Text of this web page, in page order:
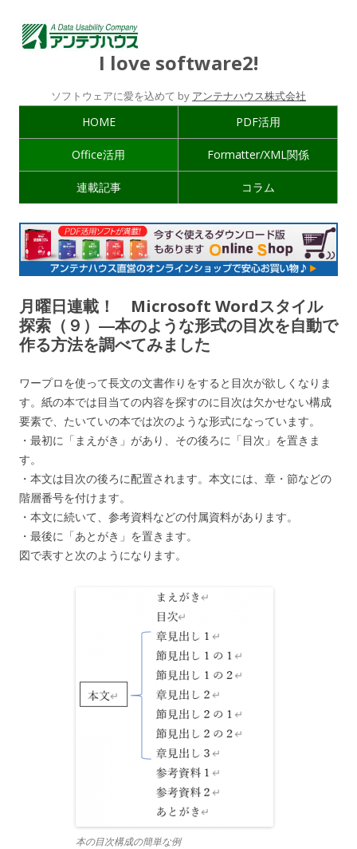
I love software2!
ソフトウェアに愛を込めて by アンテナハウス株式会社
HOME PDF活用
Office活用 Formatter/XML関係
連載記事 コラム
月曜日連載！ Microsoft Wordスタイル
探索（９）―本のような形式の目次を自動で
作る方法を調べてみました
ワープロを使って長文の文書作りをすると目次が欲しくなりま
す。紙の本では目当ての内容を探すのに目次は欠かせない構成
要素で、たいていの本では次のような形式になっています。
・最初に「まえがき」があり、その後ろに「目次」を置きま
す。
・本文は目次の後ろに配置されます。本文には、章・節などの
階層番号を付けます。
・本文に続いて、参考資料などの付属資料があります。
・最後に「あとがき」を置きます。
図で表すと次のようになります。
本の目次構成の簡単な例